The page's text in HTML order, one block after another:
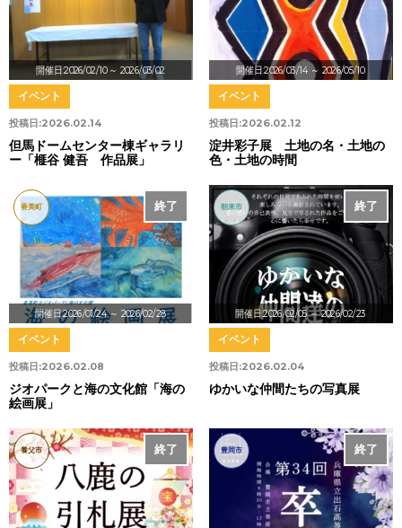
開催日:2026/02/10 ～ 2026/03/02
投稿日:2026.02.14
イベント
但馬ドームセンター棟ギャラリ
ー「榧谷 健吾 作品展」
開催日:2026/03/14 ～ 2026/05/10
投稿日:2026.02.12
イベント
淀井彩子展 土地の名・土地の
色・土地の時間
開催日:2026/01/24～ 2026/02/28
終了
香美町
投稿日:2026.02.08
イベント
ジオパークと海の文化館「海の
絵画展」
開催日:2026/02/05 ～ 2026/02/23
終了
朝来市
投稿日:2026.02.04
イベント
ゆかいな仲間たちの写真展
終了
養父市 終了
豊岡市